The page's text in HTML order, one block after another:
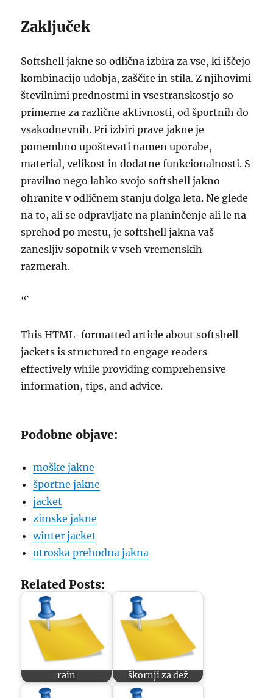
Zaključek
Softshell jakne so odlična izbira za vse, ki iščejo
kombinacijo udobja, zaščite in stila. Z njihovimi
številnimi prednostmi in vsestranskostjo so
primerne za različne aktivnosti, od športnih do
vsakodnevnih. Pri izbiri prave jakne je
pomembno upoštevati namen uporabe,
material, velikost in dodatne funkcionalnosti. S
pravilno nego lahko svojo softshell jakno
ohranite v odličnem stanju dolga leta. Ne glede
na to, ali se odpravljate na planinčenje ali le na
sprehod po mestu, je softshell jakna vaš
zanesljiv sopotnik v vseh vremenskih
razmerah.
“`
This HTML-formatted article about softshell
jackets is structured to engage readers
effectively while providing comprehensive
information, tips, and advice.
Podobne objave:
moške jakne
športne jakne
jacket
zimske jakne
winter jacket
otroska prehodna jakna
Related Posts:
rain škornji za dež